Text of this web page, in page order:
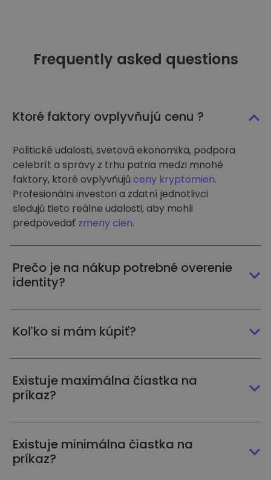
Frequently asked questions
Ktoré faktory ovplyvňujú cenu ?
Politické udalosti, svetová ekonomika, podpora
celebrít a správy z trhu patria medzi mnohé
faktory, ktoré ovplyvňujú ceny kryptomien.
Profesionálni investori a zdatní jednotlivci
sledujú tieto reálne udalosti, aby mohli
predpovedať zmeny cien.
Prečo je na nákup potrebné overenie
identity?
Koľko si mám kúpiť?
Existuje maximálna čiastka na
príkaz?
Existuje minimálna čiastka na
príkaz?